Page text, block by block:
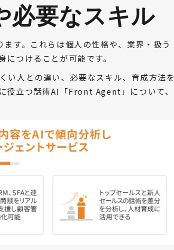
必要なスキル
す。これらは個人の性格や、業界・扱う
につけることが可能です。
い人との違い、必要なスキル、育成方法を
役立つ話術AI「Front Agent」について、